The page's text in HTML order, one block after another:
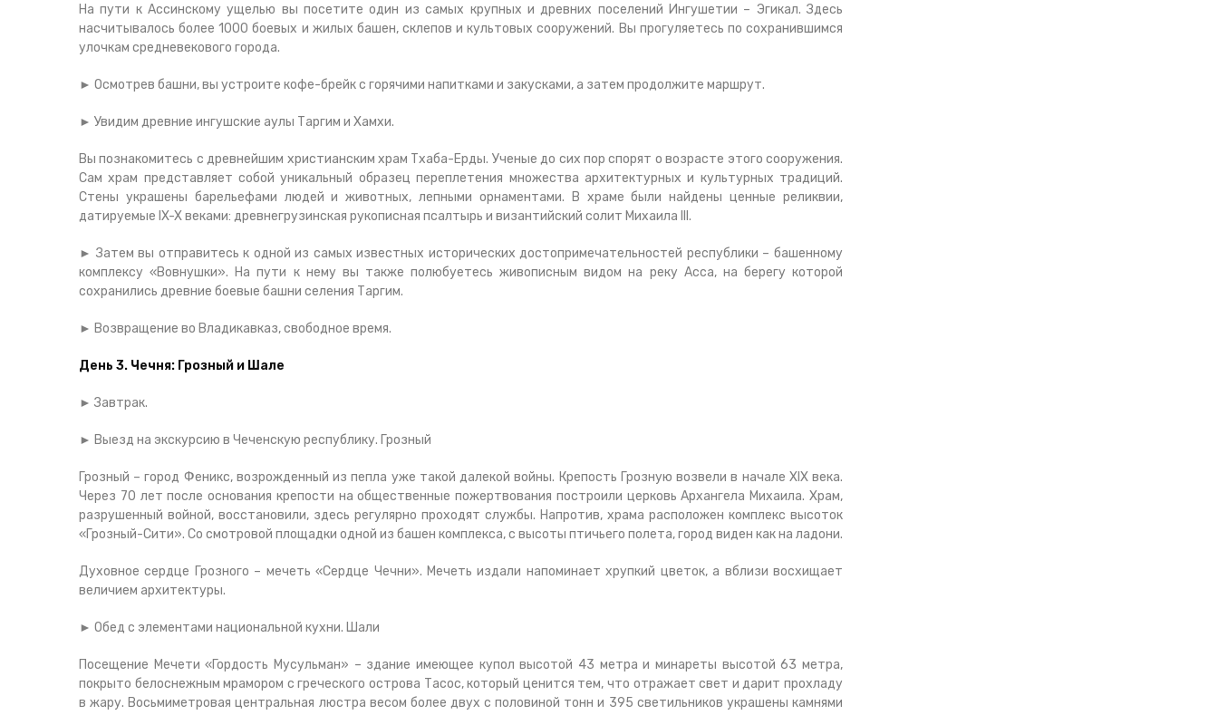
На пути к Ассинскому ущелью вы посетите один из самых крупных и древних поселений Ингушетии – Эгикал. Здесь
насчитывалось более 1000 боевых и жилых башен, склепов и культовых сооружений. Вы прогуляетесь по сохранившимся
улочкам средневекового города.
► Осмотрев башни, вы устроите кофе-брейк с горячими напитками и закусками, а затем продолжите маршрут.
► Увидим древние ингушские аулы Таргим и Хамхи.
Вы познакомитесь с древнейшим христианским храм Тхаба-Ерды. Ученые до сих пор спорят о возрасте этого сооружения.
Сам храм представляет собой уникальный образец переплетения множества архитектурных и культурных традиций.
Стены украшены барельефами людей и животных, лепными орнаментами. В храме были найдены ценные реликвии,
датируемые IX-X веками: древнегрузинская рукописная псалтырь и византийский солит Михаила III.
► Затем вы отправитесь к одной из самых известных исторических достопримечательностей республики – башенному
комплексу «Вовнушки». На пути к нему вы также полюбуетесь живописным видом на реку Асса, на берегу которой
сохранились древние боевые башни селения Таргим.
► Возвращение во Владикавказ, свободное время.
День 3. Чечня: Грозный и Шале
► Завтрак.
► Выезд на экскурсию в Чеченскую республику. Грозный
Грозный – город Феникс, возрожденный из пепла уже такой далекой войны. Крепость Грозную возвели в начале XIX века.
Через 70 лет после основания крепости на общественные пожертвования построили церковь Архангела Михаила. Храм,
разрушенный войной, восстановили, здесь регулярно проходят службы. Напротив, храма расположен комплекс высоток
«Грозный-Сити». Со смотровой площадки одной из башен комплекса, с высоты птичьего полета, город виден как на ладони.
Духовное сердце Грозного – мечеть «Сердце Чечни». Мечеть издали напоминает хрупкий цветок, а вблизи восхищает
величием архитектуры.
► Обед с элементами национальной кухни. Шали
Посещение Мечети «Гордость Мусульман» – здание имеющее купол высотой 43 метра и минареты высотой 63 метра,
покрыто белоснежным мрамором с греческого острова Тасос, который ценится тем, что отражает свет и дарит прохладу
в жару. Восьмиметровая центральная люстра весом более двух с половиной тонн и 395 светильников украшены камнями